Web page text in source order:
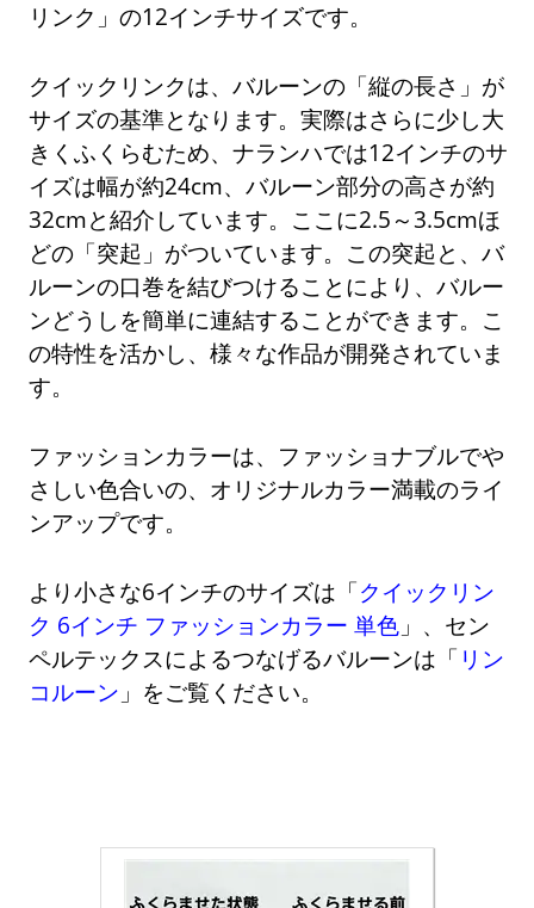
リンク」の12インチサイズです。
クイックリンクは、バルーンの「縦の長さ」が
サイズの基準となります。実際はさらに少し大
きくふくらむため、ナランハでは12インチのサ
イズは幅が約24cm、バルーン部分の高さが約
32cmと紹介しています。ここに2.5～3.5cmほ
どの「突起」がついています。この突起と、バ
ルーンの口巻を結びつけることにより、バルー
ンどうしを簡単に連結することができます。こ
の特性を活かし、様々な作品が開発されていま
す。
ファッションカラーは、ファッショナブルでや
さしい色合いの、オリジナルカラー満載のライ
ンアップです。
より小さな6インチのサイズは「クイックリン
ク 6インチ ファッションカラー 単色 」、セン
ペルテックスによるつなげるバルーンは「 リン
コルーン 」をご覧ください。